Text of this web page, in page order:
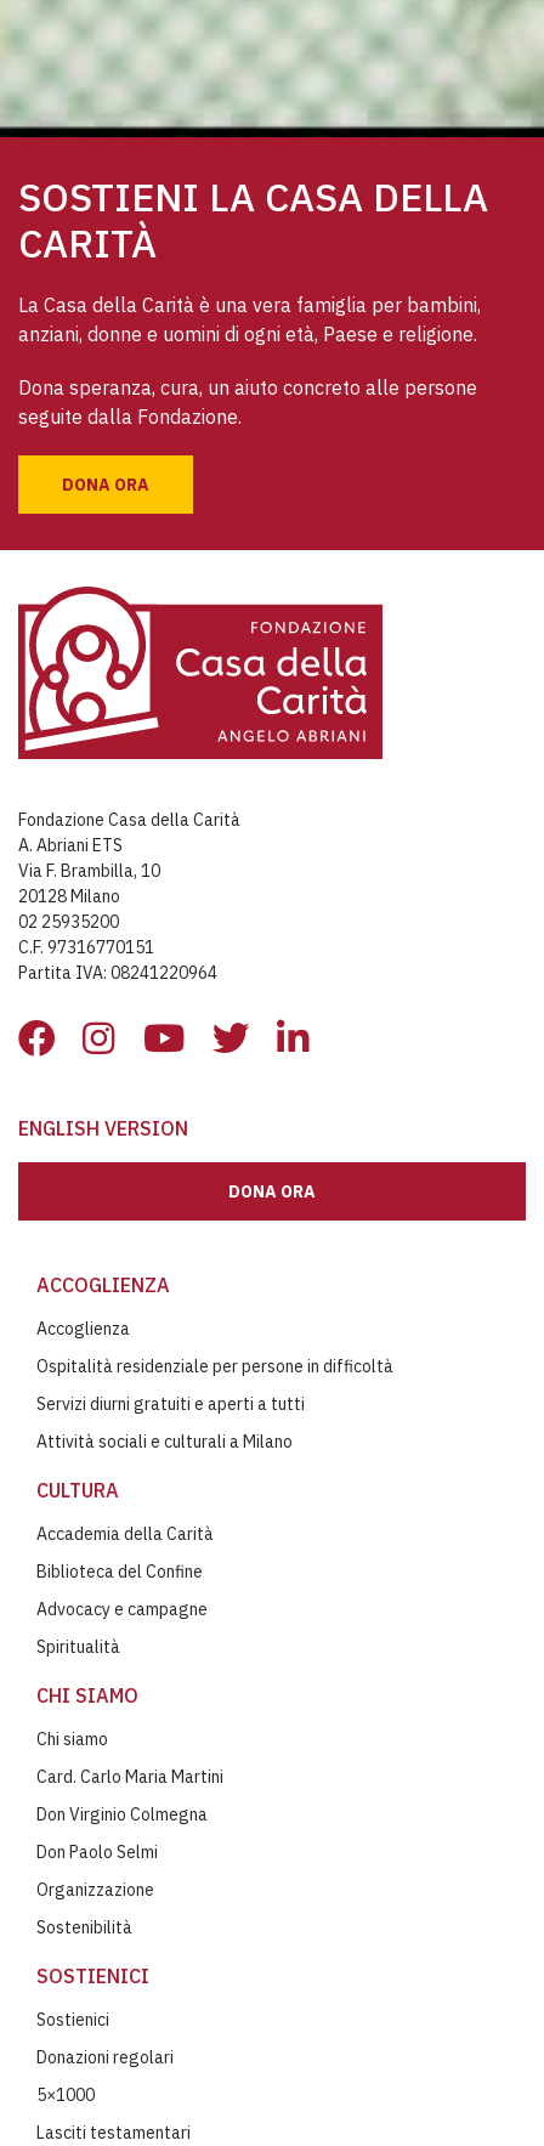
SOSTIENI LA CASA DELLA
CARITÀ
La Casa della Carità è una vera famiglia per bambini,
anziani, donne e uomini di ogni età, Paese e religione.
Dona speranza, cura, un aiuto concreto alle persone
seguite dalla Fondazione.
DONA ORA
Fondazione Casa della Carità
A. Abriani ETS
Via F. Brambilla, 10
20128 Milano
02 25935200
C.F. 97316770151
Partita IVA: 08241220964
ENGLISH VERSION
DONA ORA
ACCOGLIENZA
Accoglienza
Ospitalità residenziale per persone in difficoltà
Servizi diurni gratuiti e aperti a tutti
Attività sociali e culturali a Milano
CULTURA
Accademia della Carità
Biblioteca del Confine
Advocacy e campagne
Spiritualità
CHI SIAMO
Chi siamo
Card. Carlo Maria Martini
Don Virginio Colmegna
Don Paolo Selmi
Organizzazione
Sostenibilità
SOSTIENICI
Sostienici
Donazioni regolari
5×1000
Lasciti testamentari